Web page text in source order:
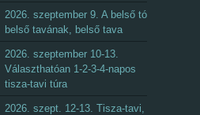
2026. szeptember 9. A belső tó
belső tavának, belső tava
2026. szeptember 10-13.
Választhatóan 1-2-3-4-napos
tisza-tavi túra
2026. szept. 12-13. Tisza-tavi,